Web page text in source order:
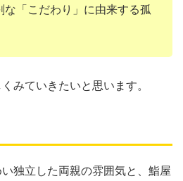
な「こだわり」に由来する孤
みていきたいと思います。
独立した両親の雰囲気と、鮨屋